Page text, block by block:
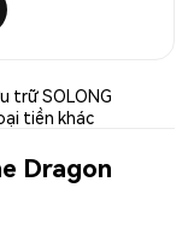
trữ SOLONG
tiền khác
Dragon